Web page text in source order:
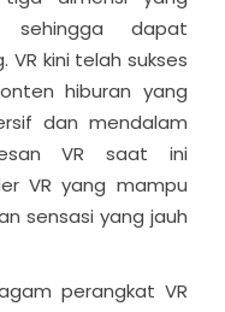
sehingga dapat
kini telah sukses
hiburan yang
dan mendalam
VR saat ini
VR yang mampu
sensasi yang jauh
perangkat VR